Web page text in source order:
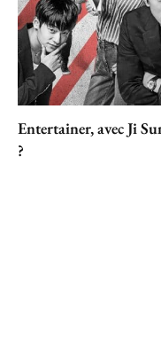
Entertainer, avec Ji
?